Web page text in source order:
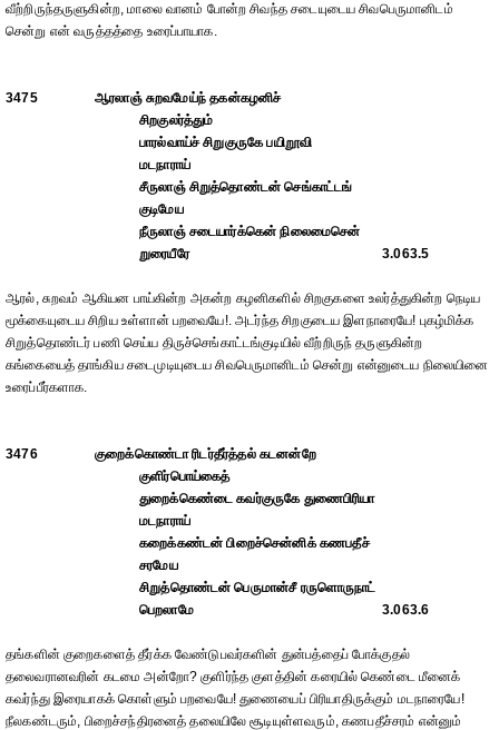
வீற்றிருந்தருளுகின்ற, மாலை வானம் போன்ற சிவந்த சடையுடைய சிவபெருமானிடம்
சென்று என் வருத்தத்தை உரைப்பாயாக.
3475
ஆரலாஞ் சுறவமேய்ந் தகன்கழனிச்
சிறகுலர்த்தும்
பாரல்வாய்ச் சிறுகுருகே பயிறூவி
மடநாராய்
சீருலாஞ் சிறுத்தொண்டன் செங்காட்டங்
குடிமேய
நீருலாஞ் சடையார்க்கென் நிலைமைசென்
றுரையீரே
3.063.5
ஆரல், சுறவம் ஆகியன பாய்கின்ற அகன்ற கழனிகளில் சிறகுகளை உலர்த்துகின்ற நெடிய
மூக்கையுடைய சிறிய உள்ளான் பறவையே!. அடர்ந்த சிறகுடைய இளநாரையே! புகழ்மிக்க
சிறுத்தொண்டர் பணி செய்ய திருச்செங்காட்டங்குடியில் வீற்றிருந் தருளுகின்ற
கங்கையைத் தாங்கிய சடைமுடியுடைய சிவபெருமானிடம் சென்று என்னுடைய நிலையினை
உரைப்பீர்களாக.
3476
குறைக்கொண்டா ரிடர்தீர்த்தல் கடனன்றே
குளிர்பொய்கைத்
துறைக்கெண்டை கவர்குருகே துணைபிரியா
மடநாராய்
கறைக்கண்டன் பிறைச்சென்னிக் கணபதீச்
சரமேய
சிறுத்தொண்டன் பெருமான்சீ ரருளொருநாட்
பெறலாமே
3.063.6
தங்களின் குறைகளைத் தீர்க்க வேண்டுபவர்களின் துன்பத்தைப் போக்குதல்
தலைவரானவரின் கடமை அன்றோ? குளிர்ந்த குளத்தின் கரையில் கெண்டை மீனைக்
கவர்ந்து இரையாகக் கொள்ளும் பறவையே! துணையைப் பிரியாதிருக்கும் மடநாரையே!
நீலகண்டரும், பிறைச்சந்திரனைத் தலையிலே சூடியுள்ளவரும், கணபதீச்சரம் என்னும்